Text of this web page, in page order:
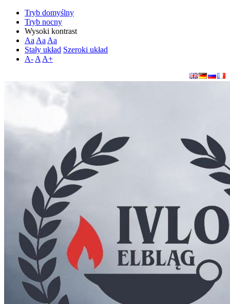
Tryb domyślny
Tryb nocny
Wysoki kontrast
Aa Aa Aa
Stały układ Szeroki układ
A- A A+